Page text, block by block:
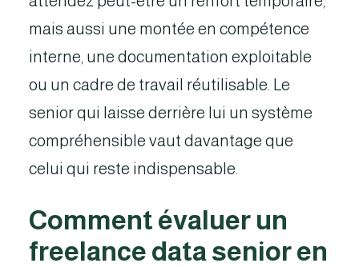
mais aussi une montée en compétence
interne, une documentation exploitable
ou un cadre de travail réutilisable. Le
senior qui laisse derrière lui un système
compréhensible vaut davantage que
celui qui reste indispensable.
Comment évaluer un
freelance data senior en